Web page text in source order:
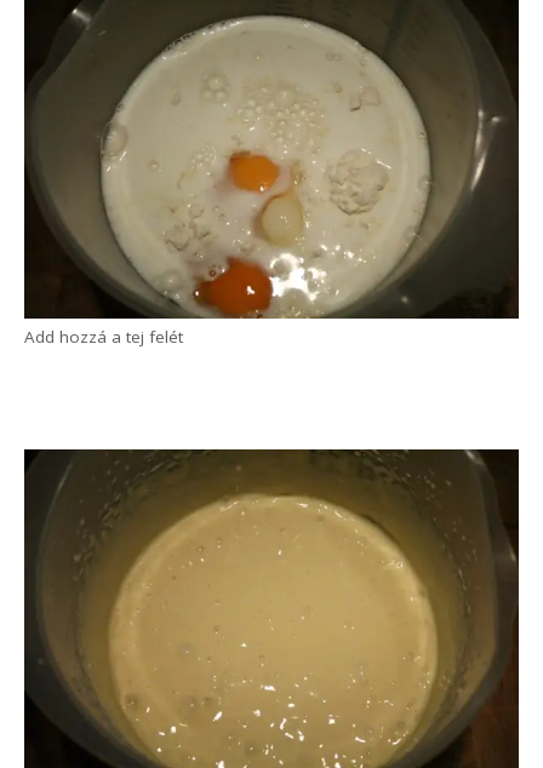
Tedd a lisztet, tojást, sót és cukrot egy edénybe
Ha gyakorlott vagy, akkor fakanállal is
csomómentesre keverhető néhány erőteljesebb
keveréssel. Ha nem az sem gond, robotgéppel
hamar csomómentes lesz.